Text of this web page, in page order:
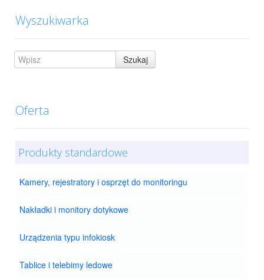
Wyszukiwarka
Oferta
Produkty standardowe
Kamery, rejestratory i osprzęt do monitoringu
Nakładki i monitory dotykowe
Urządzenia typu infokiosk
Tablice i telebimy ledowe